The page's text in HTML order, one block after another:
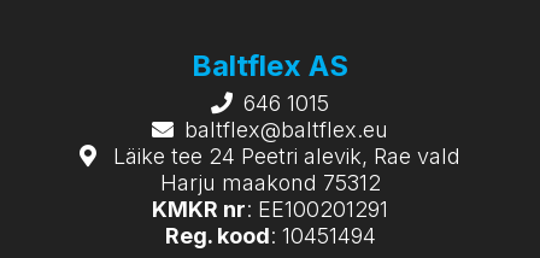
Baltflex AS
646 1015
baltflex@baltflex.eu
Läike tee 24 Peetri alevik, Rae vald
Harju maakond 75312
KMKR nr: EE100201291
Reg. kood: 10451494